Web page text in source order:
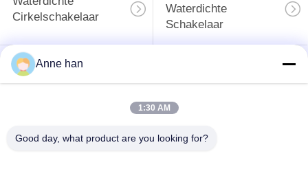
Cirkelschakelaar
Waterdichte
Schakelaar
Waterdichte
Gegevensschakelaar
Mannelijke
Waterdichte
Anne han
1:30 AM
Good day, what product are you looking for?